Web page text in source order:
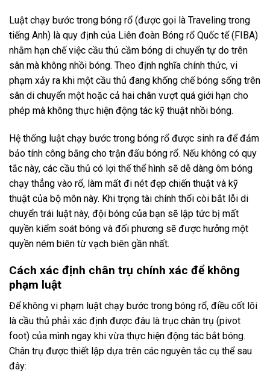
Luật chạy bước trong bóng rổ (được gọi là Traveling trong
tiếng Anh) là quy định của Liên đoàn Bóng rổ Quốc tế (FIBA)
nhằm hạn chế việc cầu thủ cầm bóng di chuyển tự do trên
sân mà không nhồi bóng. Theo định nghĩa chính thức, vi
phạm xảy ra khi một cầu thủ đang khống chế bóng sống trên
sân di chuyển một hoặc cả hai chân vượt quá giới hạn cho
phép mà không thực hiện động tác kỹ thuật nhồi bóng.
Hệ thống luật chạy bước trong bóng rổ được sinh ra để đảm
bảo tính công bằng cho trận đấu bóng rổ. Nếu không có quy
tắc này, các cầu thủ có lợi thế thể hình sẽ dễ dàng ôm bóng
chạy thẳng vào rổ, làm mất đi nét đẹp chiến thuật và kỹ
thuật của bộ môn này. Khi trọng tài chính thổi còi bắt lỗi di
chuyển trái luật này, đội bóng của bạn sẽ lập tức bị mất
quyền kiểm soát bóng và đối phương sẽ được hưởng một
quyền ném biên từ vạch biên gần nhất.
Cách xác định chân trụ chính xác để không
phạm luật
Để không vi phạm luật chạy bước trong bóng rổ, điều cốt lõi
là cầu thủ phải xác định được đâu là trục chân trụ (pivot
foot) của mình ngay khi vừa thực hiện động tác bắt bóng.
Chân trụ được thiết lập dựa trên các nguyên tắc cụ thể sau
đây: